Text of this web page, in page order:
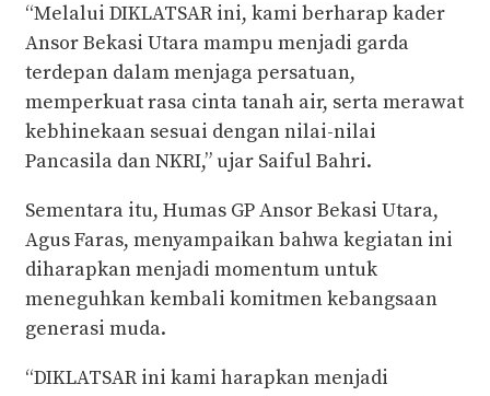
“Melalui DIKLATSAR ini, kami berharap kader
Ansor Bekasi Utara mampu menjadi garda
terdepan dalam menjaga persatuan,
memperkuat rasa cinta tanah air, serta merawat
kebhinekaan sesuai dengan nilai-nilai
Pancasila dan NKRI,” ujar Saiful Bahri.
Sementara itu, Humas GP Ansor Bekasi Utara,
Agus Faras, menyampaikan bahwa kegiatan ini
diharapkan menjadi momentum untuk
meneguhkan kembali komitmen kebangsaan
generasi muda.
“DIKLATSAR ini kami harapkan menjadi